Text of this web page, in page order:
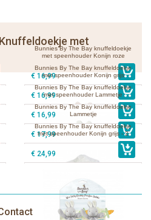
met
Bunnies By The Bay knuffeldoekje
met speenhouder Konijn roze
€ 16,99
Bunnies By The Bay knuffeldoekje
met speenhouder Konijn grijs
€ 16,99
Bunnies By The Bay knuffeldoekje
met speenhouder Lammetje
€ 16,99
Bunnies By The Bay knuffeldoekje
Lammetje
€ 17,99
Bunnies By The Bay knuffeldoekje
met speenhouder Konijn grijs - 2
€ 24,99